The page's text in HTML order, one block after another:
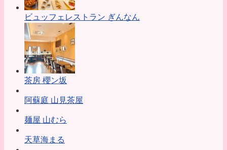
ビュッフェレストラン ぎんなん
茶房 櫻ン坂
阿蘇庭 山見茶屋
麺屋 山むら
天草海まる